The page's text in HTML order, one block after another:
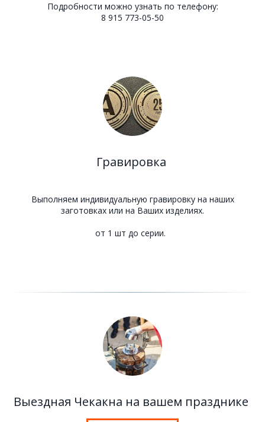
Подробности можно узнать по телефону:
8 915 773-05-50
Гравировка
Выполняем индивидуальную гравировку на наших
заготовках или на Ваших изделиях.
от 1 шт до серии.
Выездная Чекакна на вашем празднике